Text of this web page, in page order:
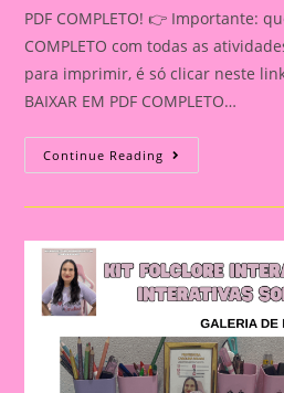
PDF COMPLETO! 👉 Importante:
COMPLETO com todas as
para imprimir, é só clicar neste
BAIXAR EM PDF COMPLETO…
Continue Reading SEQUÊNCIA
DA
CHAPEUZINHO
PARA
ORGANIZAR,
CONTAR
E
RECONTAR